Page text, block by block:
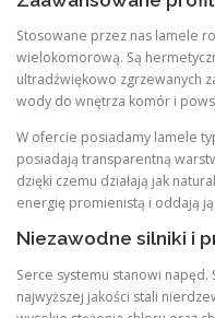
Stosowane przez nas lamele
wielokomorową. Są
ultradźwiękowo zgrzewanych
wody do wnętrza komór i
W ofercie posiadamy lamele
posiadają transparentną
dzięki czemu działają jak
energię promienistą i oddają
Niezawodne silniki i
Serce systemu stanowi napęd.
najwyższej jakości stali